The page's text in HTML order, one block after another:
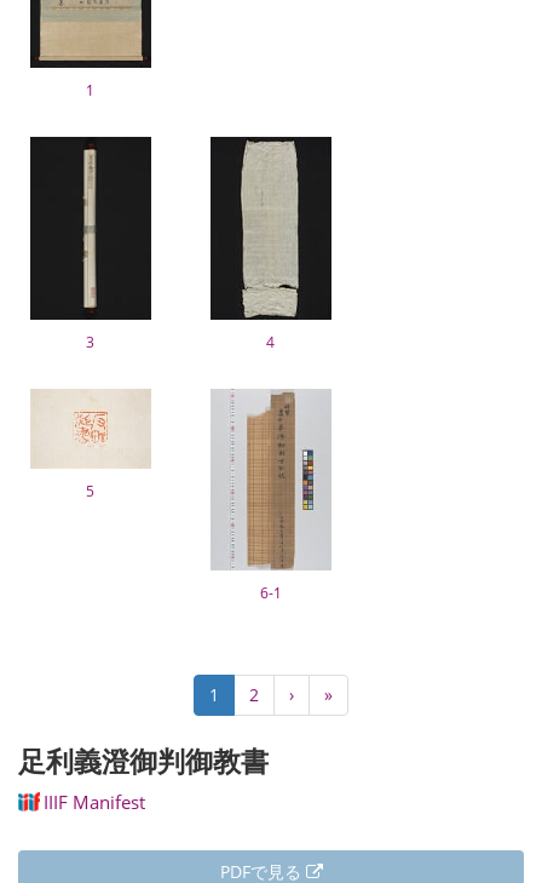
1
3 4
5
6-1
り
カ
レ
ン
ト
1 Page
2
次
ペ
›
最
終
»
足利義澄御判御教書
IIIF Manifest
PDFで見る